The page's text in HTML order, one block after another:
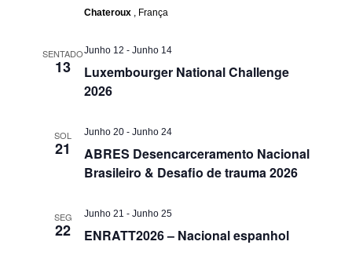
Chateroux , França
SENTADO
13
Junho 12 -Junho 14
Luxembourger National Challenge
2026
SOL
21
Junho 20 -Junho 24
ABRES Desencarceramento Nacional
Brasileiro & Desafio de trauma 2026
SEG
22
Junho 21 -Junho 25
ENRATT2026 – Nacional espanhol